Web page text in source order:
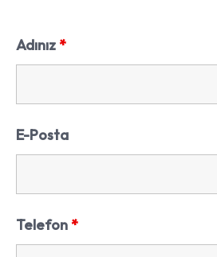
Adınız*
E-Posta
Telefon*